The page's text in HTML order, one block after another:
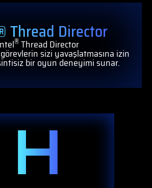
Thread Director
® Thread Director
sizi yavaşlatmasına izin
bir oyun deneyimi sunar.